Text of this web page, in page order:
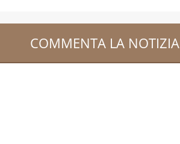
COMMENTA LA NOTIZIA